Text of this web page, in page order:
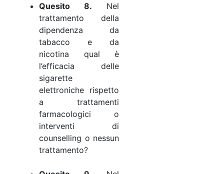
Quesito 8. Nel
trattamento della
dipendenza da
tabacco e da
nicotina qual è
l’efficacia delle
sigarette
elettroniche rispetto
a trattamenti
farmacologici o
interventi di
counselling o nessun
trattamento?